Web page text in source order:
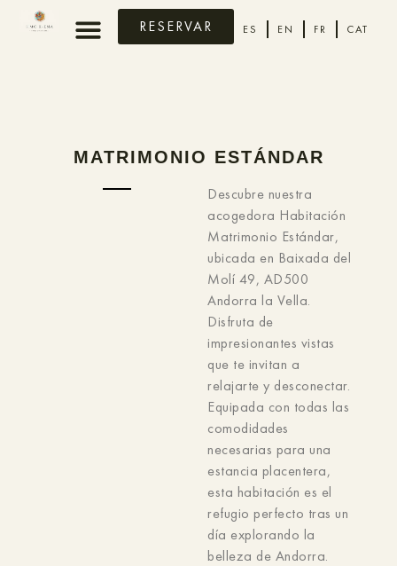
RESERVAR ES EN FR CAT
MATRIMONIO ESTÁNDAR
Descubre nuestra
acogedora Habitación
Matrimonio Estándar,
ubicada en Baixada del
Molí 49, AD500
Andorra la Vella.
Disfruta de
impresionantes vistas
que te invitan a
relajarte y desconectar.
Equipada con todas las
comodidades
necesarias para una
estancia placentera,
esta habitación es el
refugio perfecto tras un
día explorando la
belleza de Andorra.